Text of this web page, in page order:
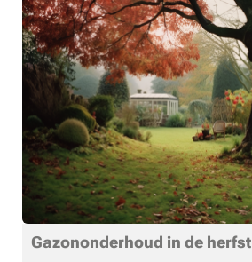
Gazononderhoud in de herfst